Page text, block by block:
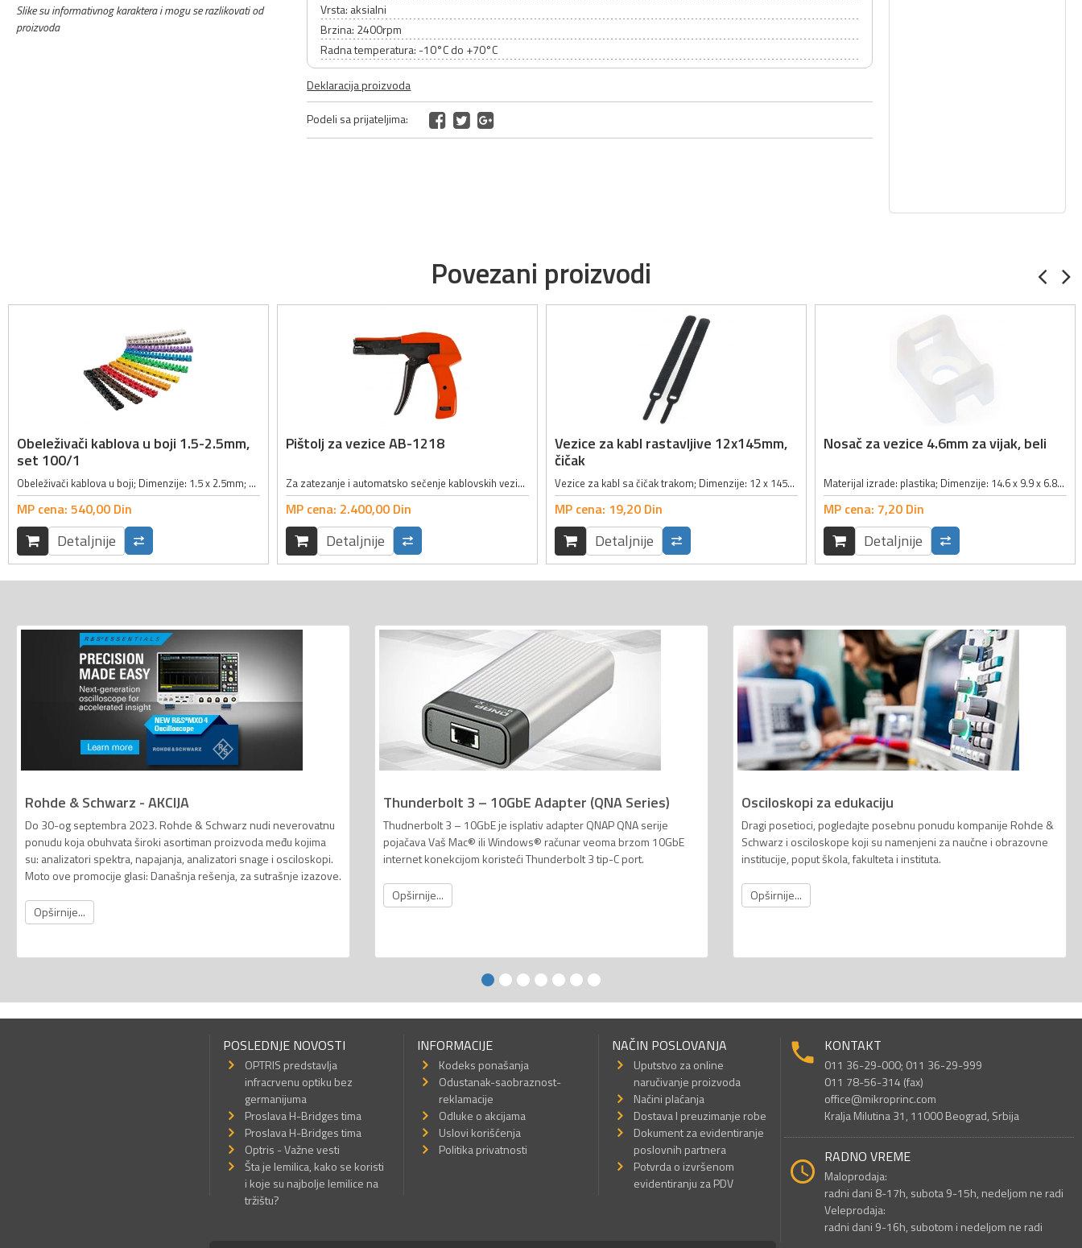
Slike su informativnog karaktera i mogu se razlikovati od
proizvoda
Vrsta: aksialni
Brzina: 2400rpm
Radna temperatura: -10°C do +70°C
Deklaracija proizvoda
Podeli sa prijateljima:
Povezani proizvodi
Obeleživači kablova u boji 1.5-2.5mm,
set 100/1
Obeleživači kablova u boji; Dimenzije: 1.5 x 2.5mm; Komada: 100; Po 10 komada od svake oznake; Oznake: cifre od 0 do 9;
MP cena: 540,00 Din
Detaljnije
Pištolj za vezice AB-1218
Za zatezanje i automatsko sečenje kablovskih vezica; Podesiva širina: 2.4 - 4.8mm; Materijal: čelik; Dimenzije: 155 x 123 x 20mm;
MP cena: 2.400,00 Din
Detaljnije
Vezice za kabl rastavljive 12x145mm,
čičak
Vezice za kabl sa čičak trakom; Dimenzije: 12 x 145mm;
MP cena: 19,20 Din
Detaljnije
Nosač za vezice 4.6mm za vijak, beli
Materijal izrade: plastika; Dimenzije: 14.6 x 9.9 x 6.8mm; Prečnik otvora za vijak: 4mm; Dužina otvora za montažu: 4.6mm; Boja bela;
MP cena: 7,20 Din
Detaljnije
Rohde & Schwarz - AKCIJA
Do 30-og septembra 2023. Rohde & Schwarz nudi neverovatnu
ponudu koja obuhvata široki asortiman proizvoda među kojima
su: analizatori spektra, napajanja, analizatori snage i osciloskopi.
Moto ove promocije glasi: Današnja rešenja, za sutrašnje izazove.
Opširnije...
Thunderbolt 3 – 10GbE Adapter (QNA Series)
Thudnerbolt 3 – 10GbE je isplativ adapter QNAP QNA serije
pojačava Vaš Mac® ili Windows® računar veoma brzom 10GbE
internet konekcijom koristeći Thunderbolt 3 tip-C port.
Opširnije...
Osciloskopi za edukaciju
Dragi posetioci, pogledajte posebnu ponudu kompanije Rohde &
Schwarz i osciloskope koji su namenjeni za naučne i obrazovne
institucije, poput škola, fakulteta i instituta.
Opširnije...
POSLEDNJE NOVOSTI
OPTRIS predstavlja
infracrvenu optiku bez
germanijuma
Proslava H-Bridges tima
Proslava H-Bridges tima
Optris - Važne vesti
Šta je lemilica, kako se koristi
i koje su najbolje lemilice na
tržištu?
INFORMACIJE
Kodeks ponašanja
Odustanak-saobraznost-
reklamacije
Odluke o akcijama
Uslovi korišćenja
Politika privatnosti
NAČIN POSLOVANJA
Uputstvo za online
naručivanje proizvoda
Načini plaćanja
Dostava I preuzimanje robe
Dokument za evidentiranje
poslovnih partnera
Potvrda o izvršenom
evidentiranju za PDV
KONTAKT
011 36-29-000; 011 36-29-999
011 78-56-314 (fax)
office@mikroprinc.com
Kralja Milutina 31, 11000 Beograd, Srbija
RADNO VREME
Maloprodaja:
radni dani 8-17h, subota 9-15h, nedeljom ne radi
Veleprodaja:
radni dani 9-16h, subotom i nedeljom ne radi